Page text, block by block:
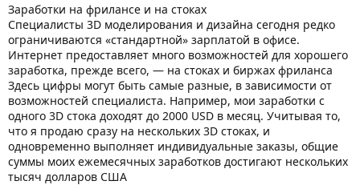
Заработки на фрилансе и на стоках
Специалисты 3D моделирования и дизайна сегодня редко
ограничиваются «стандартной» зарплатой в офисе.
Интернет предоставляет много возможностей для хорошего
заработка, прежде всего, — на стоках и биржах фриланса
Здесь цифры могут быть самые разные, в зависимости от
возможностей специалиста. Например, мои заработки с
одного 3D стока доходят до 2000 USD в месяц. Учитывая то,
что я продаю сразу на нескольких 3D стоках, и
одновременно выполняет индивидуальные заказы, общие
суммы моих ежемесячных заработков достигают нескольких
тысяч долларов США